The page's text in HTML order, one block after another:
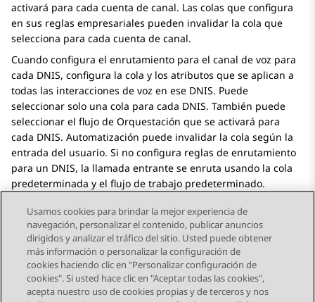
activará para cada cuenta de canal. Las colas que configura
en sus reglas empresariales pueden invalidar la cola que
selecciona para cada cuenta de canal.
Cuando configura el enrutamiento para el canal de voz para
cada DNIS, configura la cola y los atributos que se aplican a
todas las interacciones de voz en ese DNIS. Puede
seleccionar solo una cola para cada DNIS. También puede
seleccionar el flujo de Orquestación que se activará para
cada DNIS. Automatización puede invalidar la cola según la
entrada del usuario. Si no configura reglas de enrutamiento
para un DNIS, la llamada entrante se enruta usando la cola
predeterminada y el flujo de trabajo predeterminado.
Send Feedback
Usamos cookies para brindar la mejor experiencia de
navegación, personalizar el contenido, publicar anuncios
dirigidos y analizar el tráfico del sitio. Usted puede obtener
más información o personalizar la configuración de
cookies haciendo clic en "Personalizar configuración de
cookies". Si usted hace clic en "Aceptar todas las cookies",
acepta nuestro uso de cookies propias y de terceros y nos